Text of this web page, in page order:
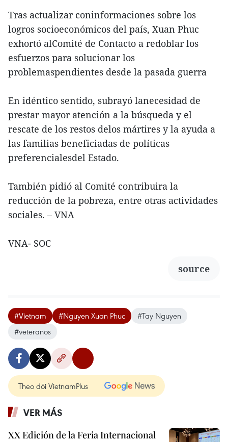
Tras actualizar coninformaciones sobre los
logros socioeconómicos del país, Xuan Phuc
exhortó alComité de Contacto a redoblar los
esfuerzos para solucionar los
problemaspendientes desde la pasada guerra
En idéntico sentido, subrayó lanecesidad de
prestar mayor atención a la búsqueda y el
rescate de los restos delos mártires y la ayuda a
las familias beneficiadas de políticas
preferencialesdel Estado.
También pidió al Comité contribuira la
reducción de la pobreza, entre otras actividades
sociales. – VNA
VNA- SOC
source
#Vietnam #Nguyen Xuan Phuc
#Tay Nguyen
#veteranos
Theo dõi VietnamPlus
VER MÁS
XX Edición de la Feria Internacional